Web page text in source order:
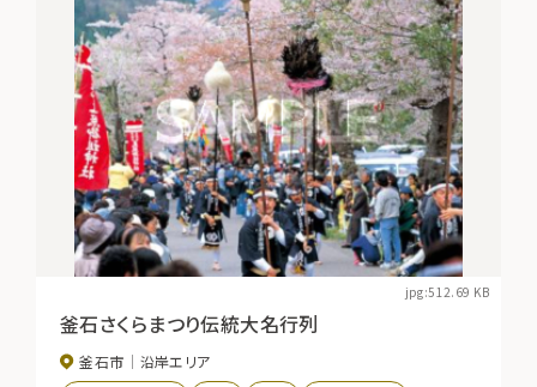
jpg:512.69 KB
釜石さくらまつり伝統大名行列
釜石市
沿岸エリア